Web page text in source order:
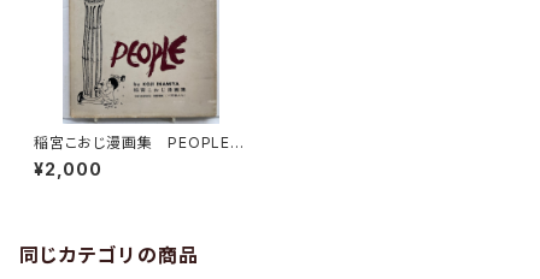
稲宮こおじ漫画集 PEOPLE
限定200 私家版
¥2,000
同じカテゴリの商品